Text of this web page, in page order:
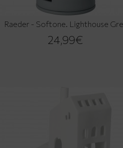
Raeder - Softone. Lighthouse
24,99€